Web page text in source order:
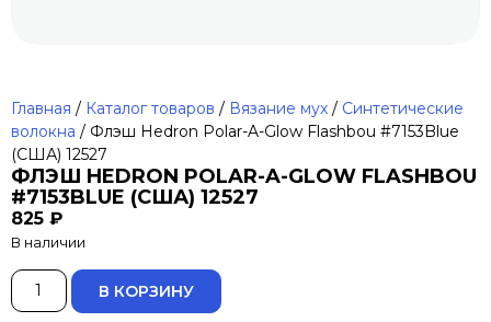
Главная / Каталог товаров / Вязание мух / Синтетические
волокна / Флэш Hedron Polar-A-Glow Flashbou #7153Blue
(США) 12527
ФЛЭШ HEDRON POLAR-A-GLOW FLASHBOU
#7153BLUE (США) 12527
825 ₽
В наличии
В КОРЗИНУ ALTERNATIVE: